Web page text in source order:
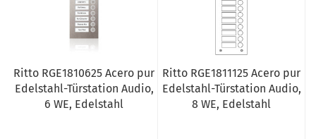
Ritto RGE1810625 Acero pur
Edelstahl-Türstation Audio,
6 WE, Edelstahl
Ritto RGE1811125 Acero pur
Edelstahl-Türstation Audio,
8 WE, Edelstahl